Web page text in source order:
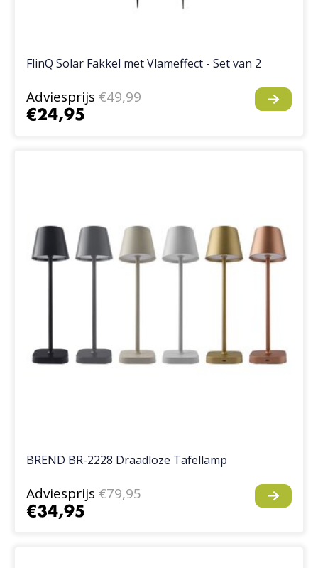
FlinQ Solar Fakkel met Vlameffect - Set van 2
Adviesprijs €49,99
€24,95
BREND BR-2228 Draadloze Tafellamp
Adviesprijs €79,95
€34,95